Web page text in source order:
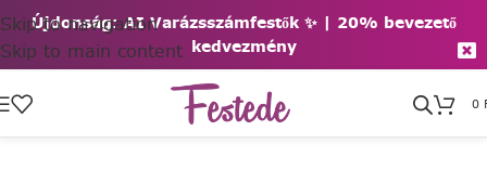
Újdonság: AI Varázsszámfestők ✨ | 20% bevezető
kedvezmény
Skip to navigation
Skip to main content
0